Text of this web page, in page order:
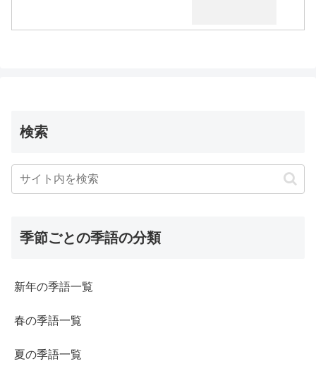
検索
季節ごとの季語の分類
新年の季語一覧
春の季語一覧
夏の季語一覧